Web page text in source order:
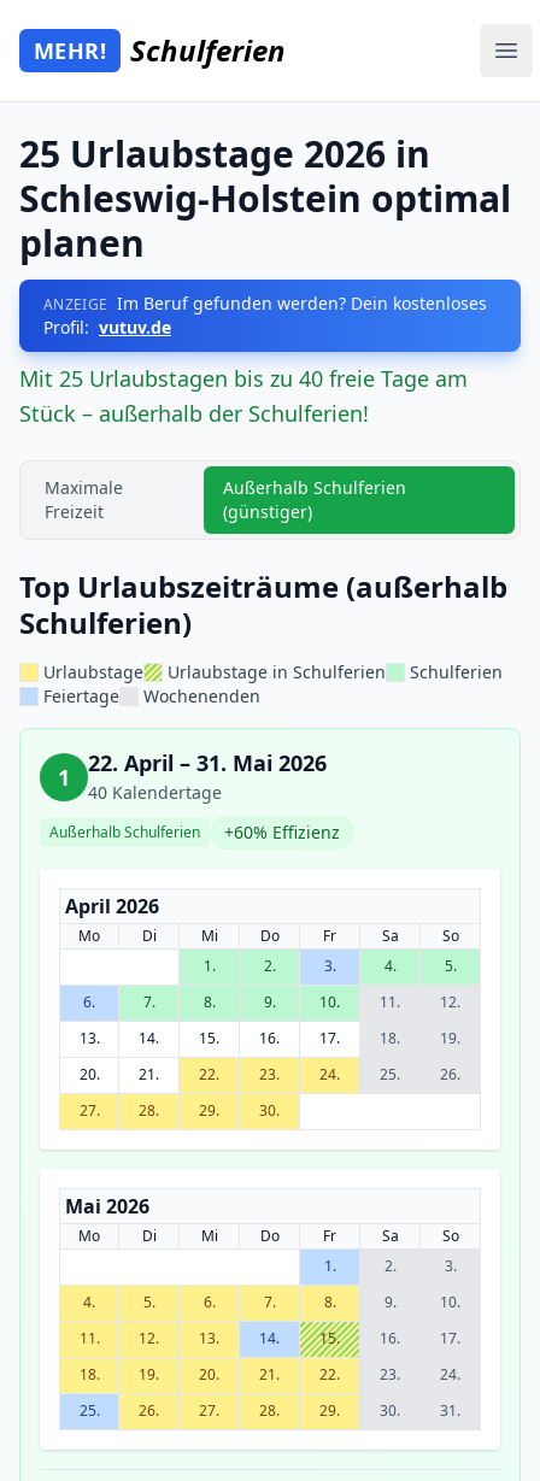
Zum Hauptinhalt springen
Mehr Schulferien
MEHR! Schulferien
25 Urlaubstage 2026 in
Schleswig-Holstein optimal
planen
ANZEIGE Im Beruf gefunden werden? Dein kostenloses
Profil: vutuv.de
Mit 25 Urlaubstagen bis zu 40 freie Tage am
Stück – außerhalb der Schulferien!
Maximale
Freizeit
Außerhalb Schulferien
(günstiger)
Top Urlaubszeiträume (außerhalb
Schulferien)
Urlaubstage Urlaubstage in Schulferien
Schulferien
Feiertage
Wochenenden
1 22. April – 31. Mai 2026
40 Kalendertage
Außerhalb Schulferien +60% Effizienz
April 2026
Mo Di Mi Do Fr Sa
So
1.
2. 3. 4.
5.
6.
7. 8. 9. 10. 11.
12.
13.
14. 15. 16. 17. 18.
19.
20.
21. 22. 23. 24. 25.
26.
27.
28. 29. 30.
Mai 2026
Mo Di Mi Do Fr Sa
So
1.
2.
3.
4.
5. 6. 7. 8. 9.
10.
11.
12. 13. 14. 15. 16.
17.
18.
19. 20. 21. 22. 23.
24.
25.
26. 27. 28. 29. 30. 31.